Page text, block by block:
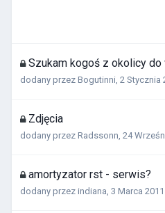
Szukam kogoś z okolicy
dodany przez Bogutinni 2 Stycznia
Zdjęcia
dodany przez Radssonn 24
amortyzator rst - serwis?
dodany przez indiana 3 Marca 2011